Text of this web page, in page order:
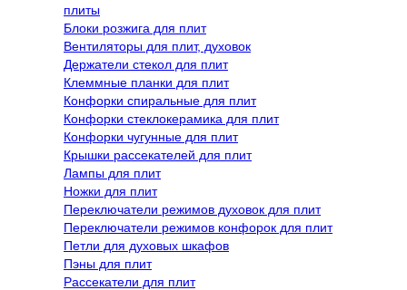
плиты
Блоки розжига для плит
Вентиляторы для плит, духовок
Держатели стекол для плит
Клеммные планки для плит
Конфорки спиральные для плит
Конфорки стеклокерамика для плит
Конфорки чугунные для плит
Крышки рассекателей для плит
Лампы для плит
Ножки для плит
Переключатели режимов духовок для плит
Переключатели режимов конфорок для плит
Петли для духовых шкафов
Пэны для плит
Рассекатели для плит